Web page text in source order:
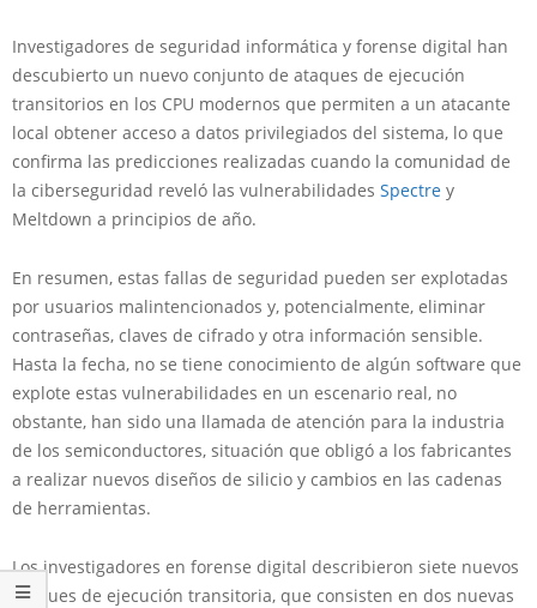
Investigadores de seguridad informática y forense digital han
descubierto un nuevo conjunto de ataques de ejecución
transitorios en los CPU modernos que permiten a un atacante
local obtener acceso a datos privilegiados del sistema, lo que
confirma las predicciones realizadas cuando la comunidad de
la ciberseguridad reveló las vulnerabilidades Spectre y
Meltdown a principios de año.
En resumen, estas fallas de seguridad pueden ser explotadas
por usuarios malintencionados y, potencialmente, eliminar
contraseñas, claves de cifrado y otra información sensible.
Hasta la fecha, no se tiene conocimiento de algún software que
explote estas vulnerabilidades en un escenario real, no
obstante, han sido una llamada de atención para la industria
de los semiconductores, situación que obligó a los fabricantes
a realizar nuevos diseños de silicio y cambios en las cadenas
de herramientas.
Los investigadores en forense digital describieron siete nuevos
ataques de ejecución transitoria, que consisten en dos nuevas